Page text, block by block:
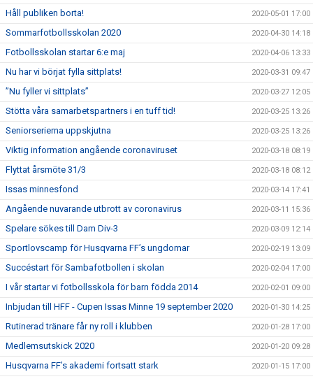
Håll publiken borta! 2020-05-01 17:00
Sommarfotbollsskolan 2020 2020-04-30 14:18
Fotbollsskolan startar 6:e maj 2020-04-06 13:33
Nu har vi börjat fylla sittplats! 2020-03-31 09:47
”Nu fyller vi sittplats” 2020-03-27 12:05
Stötta våra samarbetspartners i en tuff tid! 2020-03-25 13:26
Seniorserierna uppskjutna 2020-03-25 13:26
Viktig information angående coronaviruset 2020-03-18 08:19
Flyttat årsmöte 31/3 2020-03-18 08:12
Issas minnesfond 2020-03-14 17:41
Angående nuvarande utbrott av coronavirus 2020-03-11 15:36
Spelare sökes till Dam Div-3 2020-03-09 12:14
Sportlovscamp för Husqvarna FF’s ungdomar 2020-02-19 13:09
Succéstart för Sambafotbollen i skolan 2020-02-04 17:00
I vår startar vi fotbollsskola för barn födda 2014 2020-02-01 09:00
Inbjudan till HFF - Cupen Issas Minne 19 september 2020 2020-01-30 14:25
Rutinerad tränare får ny roll i klubben 2020-01-28 17:00
Medlemsutskick 2020 2020-01-20 09:28
Husqvarna FF’s akademi fortsatt stark 2020-01-15 17:00